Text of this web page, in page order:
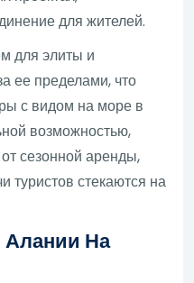
для жителей.
для элиты и
ее пределами, что
с видом на море в
возможностью,
сезонной аренды,
туристов стекаются на
На